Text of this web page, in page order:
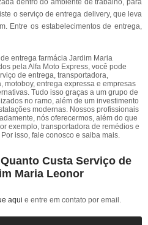
dentro do ambiente de trabalho, para
o serviço de entrega delivery, que leva
Entre os estabelecimentos de entrega,
entrega farmácia Jardim Maria
pela Alfa Moto Express, você pode
de entrega, transportadora,
motoboy, entrega expressa e empresas
Tudo isso graças a um grupo de
no ramo, além de um investimento
modernas. Nossos profissionais
nós oferecermos, além do que
exemplo, transportadora de remédios e
isso, fale conosco e saiba mais.
Custa Serviço de
Maria Leonor
aqui e entre em contato por email.